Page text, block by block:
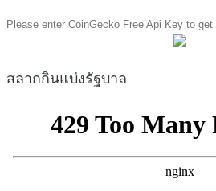
Please enter CoinGecko Free Api Key to get
สลากกินแบ่งรัฐบาล